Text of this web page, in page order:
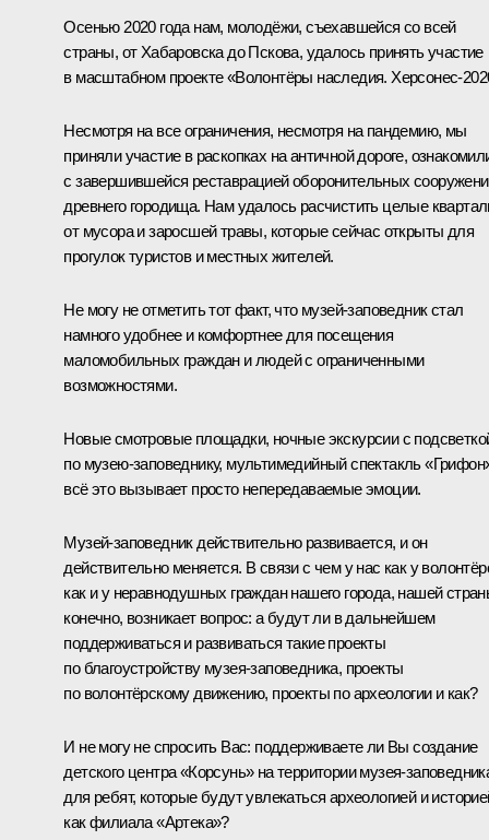
Осенью 2020 года нам, молодёжи, съехавшейся со всей
страны, от Хабаровска до Пскова, удалось принять участие
в масштабном проекте «Волонтёры наследия. Херсонес-
Несмотря на все ограничения, несмотря на пандемию, мы
приняли участие в раскопках на античной дороге,
с завершившейся реставрацией оборонительных
древнего городища. Нам удалось расчистить целые
от мусора и заросшей травы, которые сейчас открыты для
прогулок туристов и местных жителей.
Не могу не отметить тот факт, что музей-заповедник стал
намного удобнее и комфортнее для посещения
маломобильных граждан и людей с ограниченными
возможностями.
Новые смотровые площадки, ночные экскурсии с
по музею-заповеднику, мультимедийный спектакль
всё это вызывает просто непередаваемые эмоции.
Музей-заповедник действительно развивается, и он
действительно меняется. В связи с чем у нас как у
как и у неравнодушных граждан нашего города, нашей
конечно, возникает вопрос: а будут ли в дальнейшем
поддерживаться и развиваться такие проекты
по благоустройству музея-заповедника, проекты
по волонтёрскому движению, проекты по археологии и как?
И не могу не спросить Вас: поддерживаете ли Вы создание
детского центра «Корсунь» на территории музея-
для ребят, которые будут увлекаться археологией и
как филиала «Артека»?